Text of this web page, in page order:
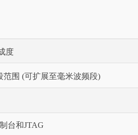
度
范围 (可扩展至毫米波频段)
台和JTAG